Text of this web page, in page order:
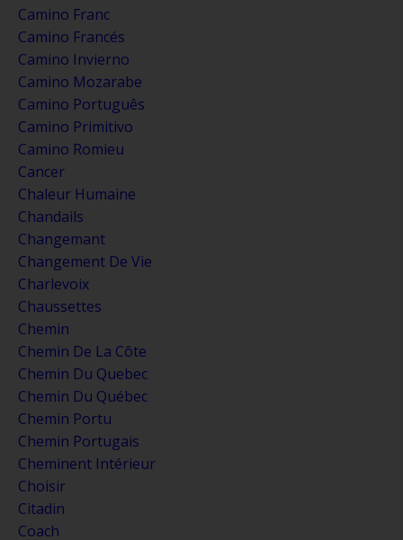
Camino Franc
Camino Francés
Camino Invierno
Camino Mozarabe
Camino Português
Camino Primitivo
Camino Romieu
Cancer
Chaleur Humaine
Chandails
Changemant
Changement De Vie
Charlevoix
Chaussettes
Chemin
Chemin De La Côte
Chemin Du Quebec
Chemin Du Québec
Chemin Portu
Chemin Portugais
Cheminent Intérieur
Choisir
Citadin
Coach